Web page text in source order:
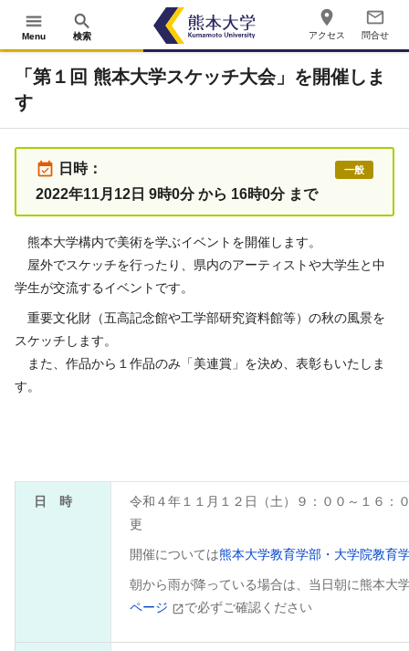
menu
Menu
search
検索
place
アクセス
mail_outline
問合せ
「第１回 熊本大学スケッチ大会」を開催しま
す
event_available 日時：
2022年11月12日 9時0分 から 16時0分 まで
一般
熊本大学構内で美術を学ぶイベントを開催します。
屋外でスケッチを行ったり、県内のアーティストや大学生と中
学生が交流するイベントです。
重要文化財（五高記念館や工学部研究資料館等）の秋の風景を
スケッチします。
また、作品から１作品のみ「美連賞」を決め、表彰もいたしま
す。
日 時
令和４年１１月１２日（土）９：００～１６
更
開催については熊本大学教育学部・大学院教育
朝から雨が降っている場合は、当日朝に熊本大
ページ
で必ずご確認ください